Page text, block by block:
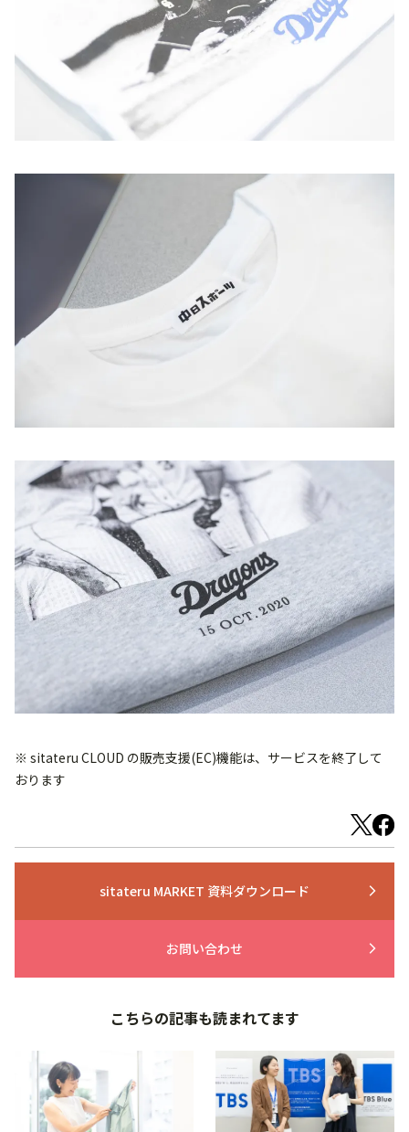
※ sitateru CLOUD の販売支援(EC)機能は、サービスを終了して
おります
sitateru MARKET 資料ダウンロード arrow_forward_ios
お問い合わせ arrow_forward_ios
こちらの記事も読まれてます